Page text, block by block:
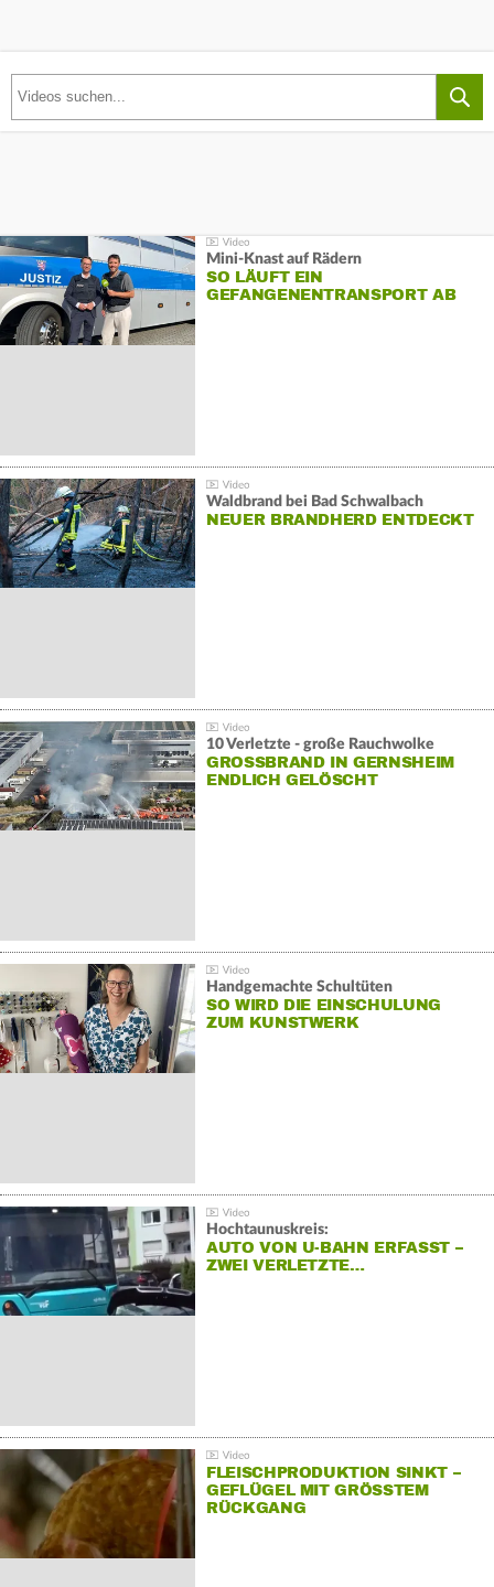
Mini-Knast auf Rädern
SO LÄUFT EIN
GEFANGENENTRANSPORT AB
Waldbrand bei Bad Schwalbach
NEUER BRANDHERD ENTDECKT
10 Verletzte - große Rauchwolke
GROSSBRAND IN GERNSHEIM E
NDLICH GELÖSCHT
Handgemachte Schultüten
SO WIRD DIE EINSCHULUNG
ZUM KUNSTWERK
Hochtaunuskreis:
AUTO VON U-BAHN ERFASST –
ZWEI VERLETZTE…
FLEISCHPRODUKTION SINKT –
GEFLÜGEL MIT GRÖSSTEM R
ÜCKGANG